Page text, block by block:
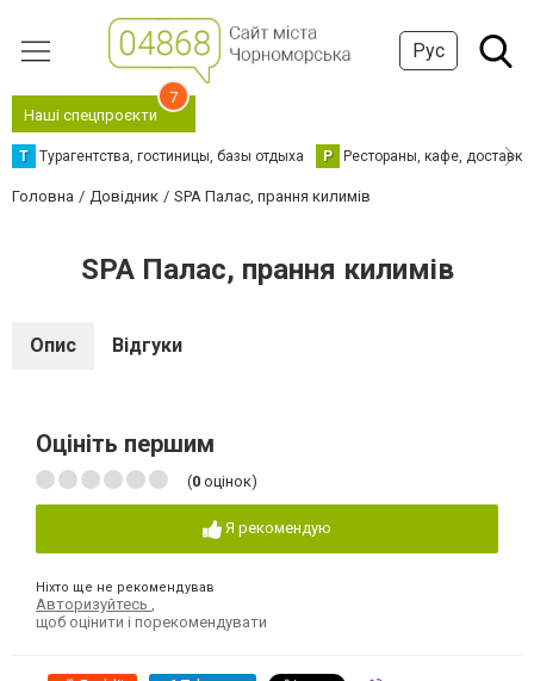
Рус
Наші спецпроєкти
7
Т Турагентства, гостиницы, базы отдыха Р Рестораны, кафе,
Головна Довідник SPA Палас, прання килимів
SPA Палас, прання килимів
Опис Відгуки
Оцініть першим
(0 оцінок)
Я рекомендую
Ніхто ще не рекомендував
Авторизуйтесь
щоб оцінити і порекомендувати